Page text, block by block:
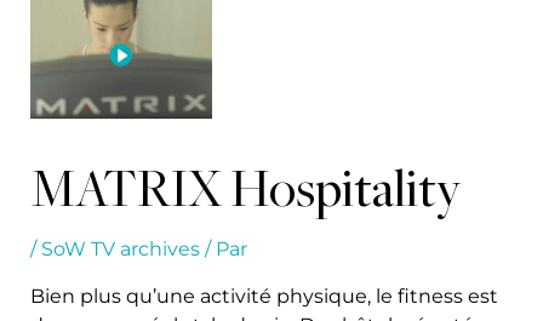
MATRIX Hospitality
/ SoW TV archives/ Par
Bien plus qu’une activité physique, le fitness est